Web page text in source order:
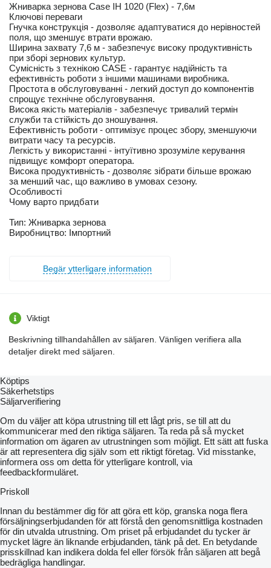
Жниварка зернова Case IH 1020 (Flex) - 7,6м
Ключові переваги
Гнучка конструкція - дозволяє адаптуватися до нерівностей
поля, що зменшує втрати врожаю.
Ширина захвату 7,6 м - забезпечує високу продуктивність
при зборі зернових культур.
Сумісність з технікою CASE - гарантує надійність та
ефективність роботи з іншими машинами виробника.
Простота в обслуговуванні - легкий доступ до компонентів
спрощує технічне обслуговування.
Висока якість матеріалів - забезпечує тривалий термін
служби та стійкість до зношування.
Ефективність роботи - оптимізує процес збору, зменшуючи
витрати часу та ресурсів.
Легкість у використанні - інтуїтивно зрозуміле керування
підвищує комфорт оператора.
Висока продуктивність - дозволяє зібрати більше врожаю
за менший час, що важливо в умовах сезону.
Особливості
Чому варто придбати
Тип: Жниварка зернова
Виробництво: Імпортний
Begär ytterligare information
Viktigt
Beskrivning tillhandahållen av säljaren. Vänligen verifiera alla
detaljer direkt med säljaren.
Köptips
Säkerhetstips
Säljarverifiering
Om du väljer att köpa utrustning till ett lågt pris, se till att du
kommunicerar med den riktiga säljaren. Ta reda på så mycket
information om ägaren av utrustningen som möjligt. Ett sätt att fuska
är att representera dig själv som ett riktigt företag. Vid misstanke,
informera oss om detta för ytterligare kontroll, via
feedbackformuläret.
Priskoll
Innan du bestämmer dig för att göra ett köp, granska noga flera
försäljningserbjudanden för att förstå den genomsnittliga kostnaden
för din utvalda utrustning. Om priset på erbjudandet du tycker är
mycket lägre än liknande erbjudanden, tänk på det. En betydande
prisskillnad kan indikera dolda fel eller försök från säljaren att begå
bedrägliga handlingar.